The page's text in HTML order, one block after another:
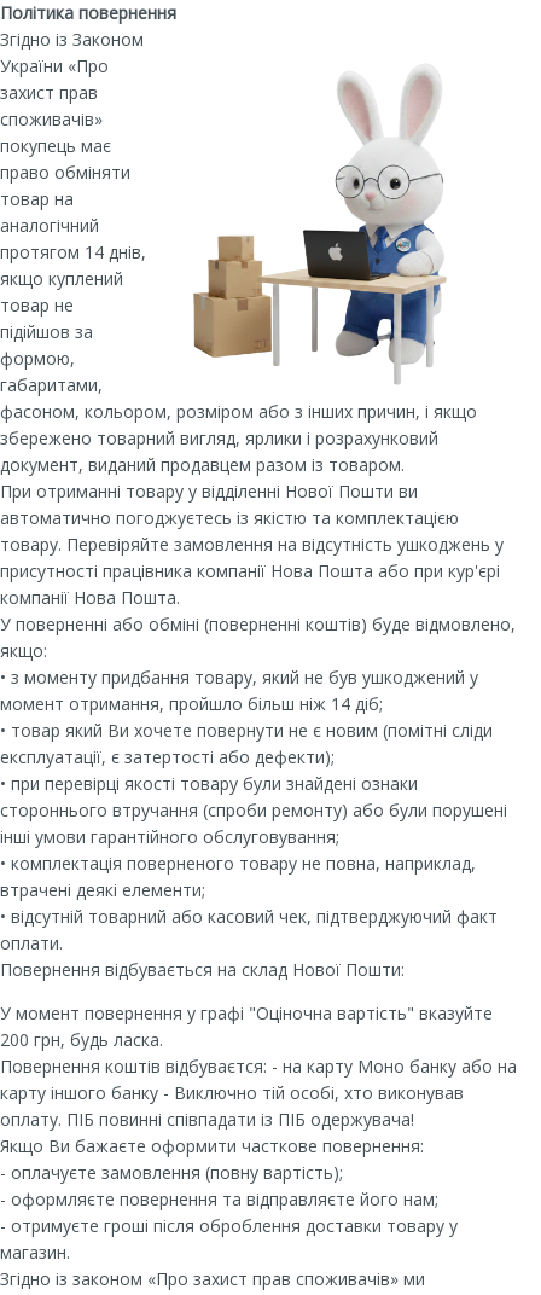
Політика повернення
Згідно із Законом
України «Про
захист прав
споживачів»
покупець має
право обміняти
товар на
аналогічний
протягом 14 днів,
якщо куплений
товар не
підійшов за
формою,
габаритами,
фасоном, кольором, розміром або з інших причин, і якщо
збережено товарний вигляд, ярлики і розрахунковий
документ, виданий продавцем разом із товаром.
При отриманні товару у відділенні Нової Пошти ви
автоматично погоджуєтесь із якістю та комплектацією
товару. Перевіряйте замовлення на відсутність ушкоджень у
присутності працівника компанії Нова Пошта або при кур'єрі
компанії Нова Пошта.
У поверненні або обміні (поверненні коштів) буде відмовлено,
якщо:
• з моменту придбання товару, який не був ушкоджений у
момент отримання, пройшло більш ніж 14 діб;
• товар який Ви хочете повернути не є новим (помітні сліди
експлуатації, є затертості або дефекти);
• при перевірці якості товару були знайдені ознаки
стороннього втручання (спроби ремонту) або були порушені
інші умови гарантійного обслуговування;
• комплектація поверненого товару не повна, наприклад,
втрачені деякі елементи;
• відсутній товарний або касовий чек, підтверджуючий факт
оплати.
Повернення відбувається на склад Нової Пошти:
У момент повернення у графі "Оціночна вартість" вказуйте
200 грн, будь ласка.
Повернення коштів відбуваєтся: - на карту Моно банку або на
карту іншого банку - Виключно тій особі, хто виконував
оплату. ПІБ повинні співпадати із ПІБ одержувача!
Якщо Ви бажаєте оформити часткове повернення:
- оплачуєте замовлення (повну вартість);
- оформляєте повернення та відправляєте його нам;
- отримуєте гроші після оброблення доставки товару у
магазин.
Згідно із законом «Про захист прав споживачів» ми